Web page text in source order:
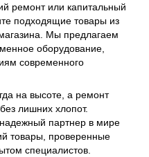
ремонт или капитальный
подходящие товары из
Мы предлагаем
оборудование,
современного
на высоте, а ремонт
лишних хлопот.
партнер в мире
товары, проверенные
специалистов.